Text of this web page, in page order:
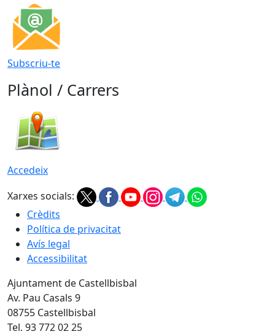
Subscriu-te
Plànol / Carrers
Accedeix
Xarxes socials:
Crèdits
Política de privacitat
Avís legal
Accessibilitat
Ajuntament de Castellbisbal
Av. Pau Casals 9
08755 Castellbisbal
Tel. 93 772 02 25